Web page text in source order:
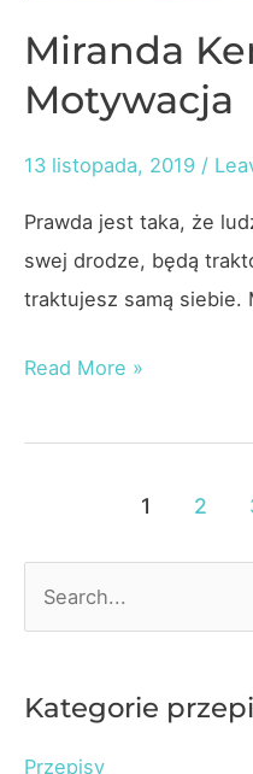
Miranda
Motywacja
13 listopada, 2019 /
Prawda jest taka, że
swej drodze, będą
traktujesz samą siebie.
Miranda
–
Read More »
1 2
rKategorie
Przepisy